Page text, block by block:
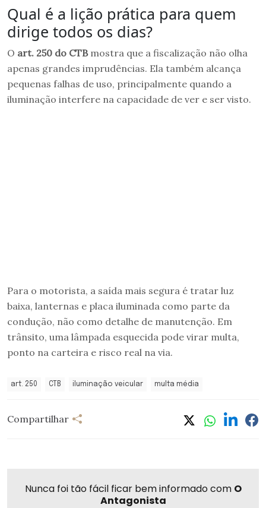
Qual é a lição prática para quem
dirige todos os dias?
O art. 250 do CTBmostra que a fiscalização não olha
apenas grandes imprudências. Ela também alcança
pequenas falhas de uso, principalmente quando a
iluminação interfere na capacidade de ver e ser visto.
Para o motorista, a saída mais segura é tratar luz
baixa, lanternas e placa iluminada como parte da
condução, não como detalhe de manutenção. Em
trânsito, uma lâmpada esquecida pode virar multa,
ponto na carteira e risco real na via.
art. 250 CTB iluminação veicular multa média
Compartilhar
Nunca foi tão fácil ficar bem informado com O
Antagonista